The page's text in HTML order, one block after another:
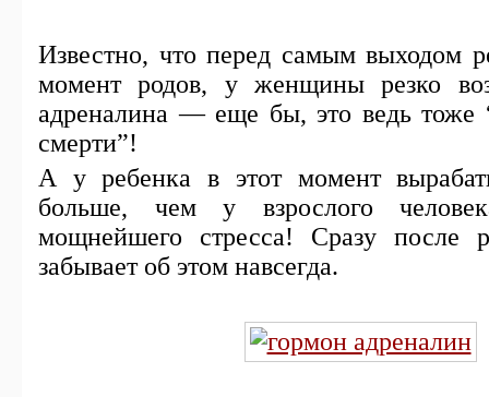
Известно, что перед самым выходом
момент родов, у женщины резко
адреналина — еще бы, это ведь тоже
смерти”!
А у ребенка в этот момент
больше, чем у взрослого
мощнейшего стресса! Сразу после
забывает об этом навсегда.